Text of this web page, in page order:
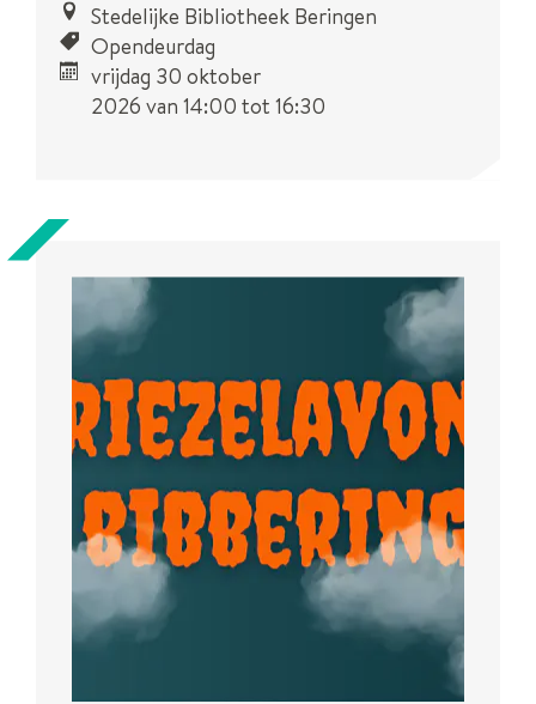
Stedelijke Bibliotheek Beringen
Opendeurdag
vrijdag 30 oktober
2026 van 14:00 tot 16:30